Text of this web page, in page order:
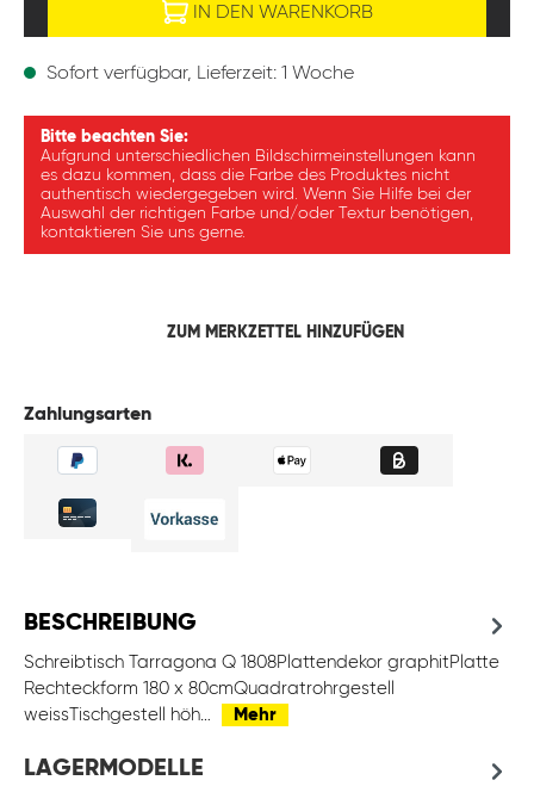
IN DEN WARENKORB
Sofort verfügbar, Lieferzeit: 1 Woche
Bitte beachten Sie:
Aufgrund unterschiedlichen Bildschirmeinstellungen kann
es dazu kommen, dass die Farbe des Produktes nicht
authentisch wiedergegeben wird. Wenn Sie Hilfe bei der
Auswahl der richtigen Farbe und/oder Textur benötigen,
kontaktieren Sie uns gerne.
ZUM MERKZETTEL HINZUFÜGEN
Zahlungsarten
BESCHREIBUNG
Schreibtisch Tarragona Q 1808Plattendekor graphitPlatte
Rechteckform 180 x 80cmQuadratrohrgestell
weissTischgestell höh…
Mehr
LAGERMODELLE